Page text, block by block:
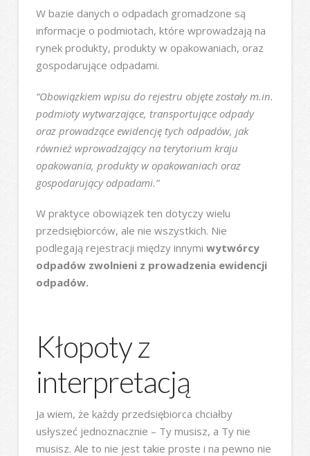
W bazie danych o odpadach gromadzone są
informacje o podmiotach, które wprowadzają na
rynek produkty, produkty w opakowaniach, oraz
gospodarujące odpadami.
“Obowiązkiem wpisu do rejestru objęte zostały m.in.
podmioty wytwarzające, transportujące odpady
oraz prowadzące ewidencję tych odpadów, jak
również wprowadzający na terytorium kraju
opakowania, produkty w opakowaniach oraz
gospodarujący odpadami.”
W praktyce obowiązek ten dotyczy wielu
przedsiębiorców, ale nie wszystkich. Nie
podlegają rejestracji między innymi wytwórcy
odpadów zwolnieni z prowadzenia ewidencji
odpadów.
Kłopoty z
interpretacją
Ja wiem, że każdy przedsiębiorca chciałby
usłyszeć jednoznacznie – Ty musisz, a Ty nie
musisz. Ale to nie jest takie proste i na pewno nie